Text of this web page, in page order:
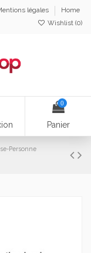
légales
Home
Wishlist (0)
0
Panier
Personne